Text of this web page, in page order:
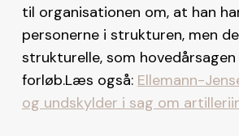
til organisationen om, at han
personerne i strukturen, men
strukturelle, som
forløb.Læs også: Ellemann-
og undskylder i sag om